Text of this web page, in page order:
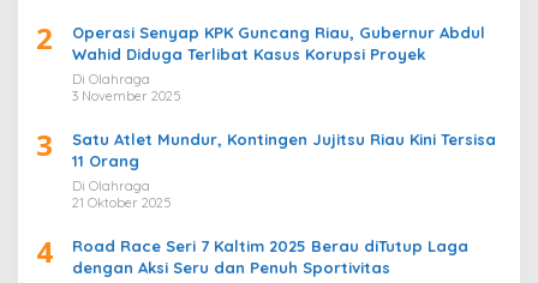
2
Operasi Senyap KPK Guncang Riau, Gubernur Abdul
Wahid Diduga Terlibat Kasus Korupsi Proyek
Di Olahraga
3 November 2025
3
Satu Atlet Mundur, Kontingen Jujitsu Riau Kini Tersisa
11 Orang
Di Olahraga
21 Oktober 2025
4
Road Race Seri 7 Kaltim 2025 Berau diTutup Laga
dengan Aksi Seru dan Penuh Sportivitas